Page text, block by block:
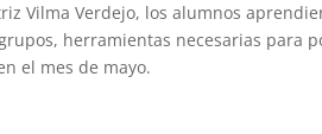
Vilma Verdejo, los alumnos
herramientas necesarias para
el mes de mayo.